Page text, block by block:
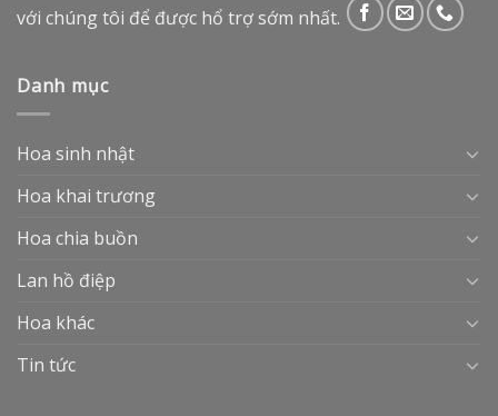
với chúng tôi để được hổ trợ sớm nhất.
Danh mục
Hoa sinh nhật
Hoa khai trương
Hoa chia buồn
Lan hồ điệp
Hoa khác
Tin tức